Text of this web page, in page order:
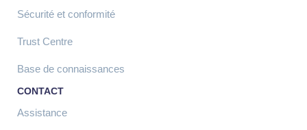
Sécurité et conformité
Trust Centre
Base de connaissances
CONTACT
Assistance